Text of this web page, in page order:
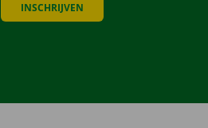
INSCHRIJVEN